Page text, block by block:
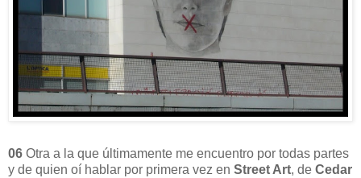
06 Otra a la que últimamente me encuentro por todas partes
y de quien oí hablar por primera vez en Street Art, de Cedar